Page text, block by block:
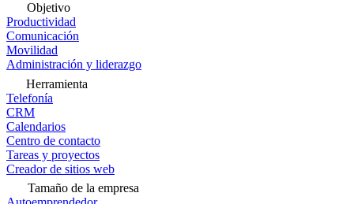
Objetivo
Productividad
Comunicación
Movilidad
Administración y liderazgo
Herramienta
Telefonía
CRM
Calendarios
Centro de contacto
Tareas y proyectos
Creador de sitios web
Tamaño de la empresa